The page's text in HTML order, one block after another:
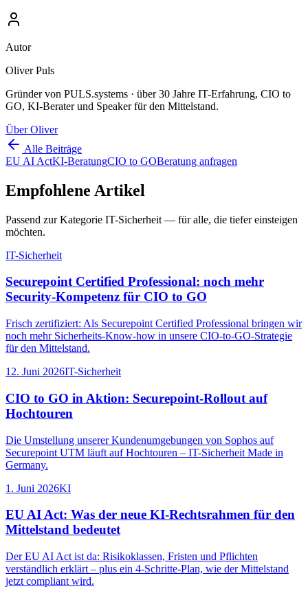
Autor
Oliver Puls
Gründer von PULS.systems · über 30 Jahre IT-Erfahrung, CIO to
GO, KI-Berater und Speaker für den Mittelstand.
Über Oliver
Alle Beiträge
EU AI ActKI-BeratungCIO to GOBeratung anfragen
Empfohlene Artikel
Passend zur Kategorie IT-Sicherheit — für alle, die tiefer einsteigen
möchten.
IT-Sicherheit
Securepoint Certified Professional: noch mehr
Security-Kompetenz für CIO to GO
Frisch zertifiziert: Als Securepoint Certified Professional bringen wir
noch mehr Sicherheits-Know-how in unsere CIO-to-GO-Strategie
für den Mittelstand.
12. Juni 2026IT-Sicherheit
CIO to GO in Aktion: Securepoint-Rollout auf
Hochtouren
Die Umstellung unserer Kundenumgebungen von Sophos auf
Securepoint UTM läuft auf Hochtouren – IT-Sicherheit Made in
Germany.
1. Juni 2026KI
EU AI Act: Was der neue KI-Rechtsrahmen für den
Mittelstand bedeutet
Der EU AI Act ist da: Risikoklassen, Fristen und Pflichten
verständlich erklärt – plus ein 4-Schritte-Plan, wie der Mittelstand
jetzt compliant wird.